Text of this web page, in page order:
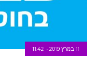
11 במרץ 2019 11:42